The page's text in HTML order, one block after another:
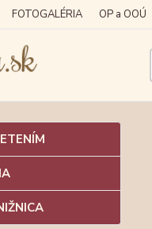
FOTOGALÉRIA OP a OOÚ